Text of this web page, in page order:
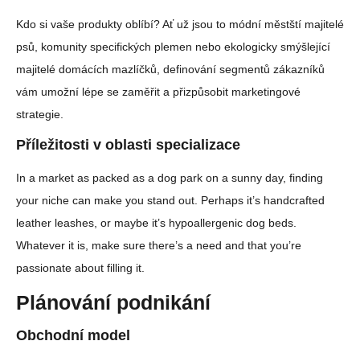
Kdo si vaše produkty oblíbí? Ať už jsou to módní městští majitelé
psů, komunity specifických plemen nebo ekologicky smýšlející
majitelé domácích mazlíčků, definování segmentů zákazníků
vám umožní lépe se zaměřit a přizpůsobit marketingové
strategie.
Příležitosti v oblasti specializace
In a market as packed as a dog park on a sunny day, finding
your niche can make you stand out. Perhaps it’s handcrafted
leather leashes, or maybe it’s hypoallergenic dog beds.
Whatever it is, make sure there’s a need and that you’re
passionate about filling it.
Plánování podnikání
Obchodní model